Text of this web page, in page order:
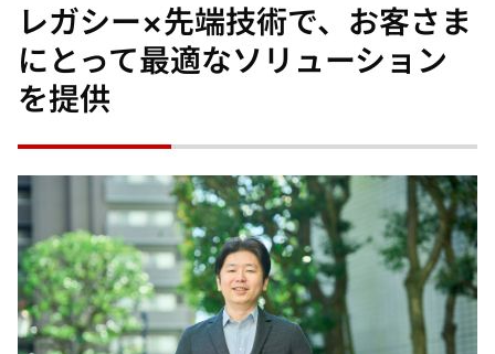
レガシー×先端技術で、お客さま
にとって最適なソリューション
を提供